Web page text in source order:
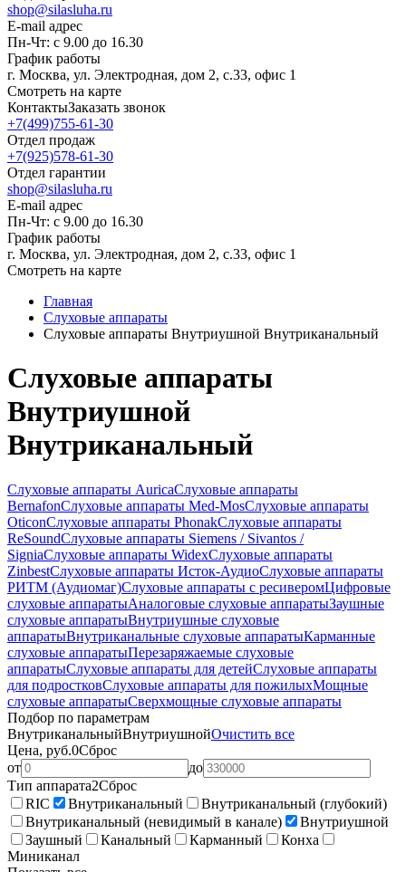
shop@silasluha.ru
E-mail адрес
Пн-Чт: с 9.00 до 16.30
График работы
г. Москва, ул. Электродная, дом 2, с.33, офис 1
Смотреть на карте
КонтактыЗаказать звонок
+7(499)755-61-30
Отдел продаж
+7(925)578-61-30
Отдел гарантии
shop@silasluha.ru
E-mail адрес
Пн-Чт: с 9.00 до 16.30
График работы
г. Москва, ул. Электродная, дом 2, с.33, офис 1
Смотреть на карте
Главная
Слуховые аппараты
Слуховые аппараты Внутриушной Внутриканальный
Слуховые аппараты
Внутриушной
Внутриканальный
Слуховые аппараты AuricaСлуховые аппараты
BernafonСлуховые аппараты Med-MosСлуховые аппараты
OticonСлуховые аппараты PhonakСлуховые аппараты
ReSoundСлуховые аппараты Siemens / Sivantos /
SigniaСлуховые аппараты WidexСлуховые аппараты
ZinbestСлуховые аппараты Исток-АудиоСлуховые аппараты
РИТМ (Аудиомаг)Слуховые аппараты с ресиверомЦифровые
слуховые аппаратыАналоговые слуховые аппаратыЗаушные
слуховые аппаратыВнутриушные слуховые
аппаратыВнутриканальные слуховые аппаратыКарманные
слуховые аппаратыПерезаряжаемые слуховые
аппаратыСлуховые аппараты для детейСлуховые аппараты
для подростковСлуховые аппараты для пожилыхМощные
слуховые аппаратыСверхмощные слуховые аппараты
Подбор по параметрам
ВнутриканальныйВнутриушнойОчистить все
Цена, руб.0Сброс
от
до
Тип аппарата2Сброс
RIC
Внутриканальный
Внутриканальный (глубокий)
Внутриканальный (невидимый в канале)
Внутриушной
Заушный
Канальный Карманный
Конха
Миниканал